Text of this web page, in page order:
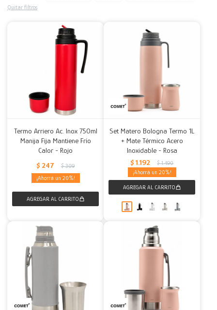
Quitar filtros
Termo Arriero Ac. Inox 750ml
Manija Fija Mantiene Frío
Calor - Rojo
$ 247 $ 309
20
Set Matero Bologna Termo 1L
+ Mate Térmico Acero
Inoxidable - Rosa
$ 1.192 $ 1.490
20
Accesorios para el hogar
Muebles Infantiles